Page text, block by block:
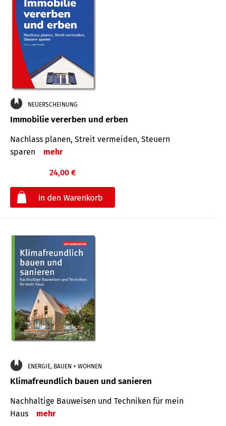
NEUERSCHEINUNG
Immobilie vererben und erben
Nachlass planen, Streit vermeiden, Steuern
sparen
mehr
24,00 €
ENERGIE, BAUEN + WOHNEN
Klimafreundlich bauen und sanieren
Nachhaltige Bauweisen und Techniken für mein
Haus
mehr